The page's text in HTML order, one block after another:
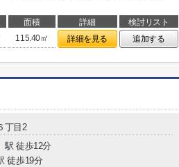
面積 詳細
検討リスト
115.40㎡ 詳細を見る 追加する
丁目2
駅 徒歩12分
徒歩19分